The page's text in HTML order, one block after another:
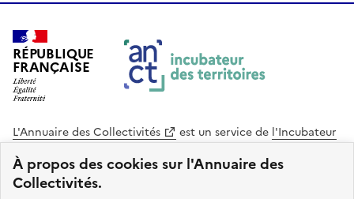
À propos des cookies sur l'Annuaire des
Collectivités.
RÉPUBLIQUE
FRANÇAISE
L'Annuaire des Collectivités est un service de l'Incubateur
des Territoires
Cohésion des Territoires
. Le code source de ce site web
est disponible en licence libre. Le design de ce site est conçu